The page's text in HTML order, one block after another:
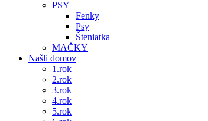
Psy
Šteniatka
MAČKY
Našli domov
1.rok
2.rok
3.rok
4.rok
5.rok
6.rok